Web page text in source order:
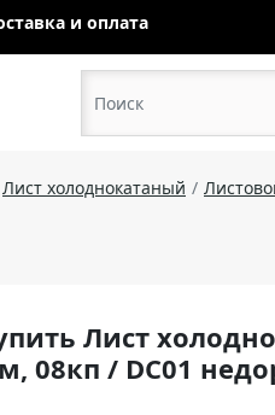
и оплата
Лист холоднокатаный
Лист
08кп / DC01